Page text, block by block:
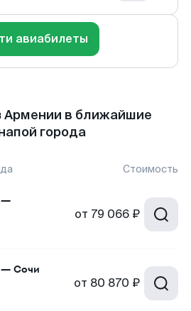
авиабилеты
Армении в ближайшие
города
Стоимость
—
от 79 066 ₽
— Сочи
от 80 870 ₽